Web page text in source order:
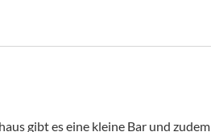
gibt es eine kleine Bar und zudem